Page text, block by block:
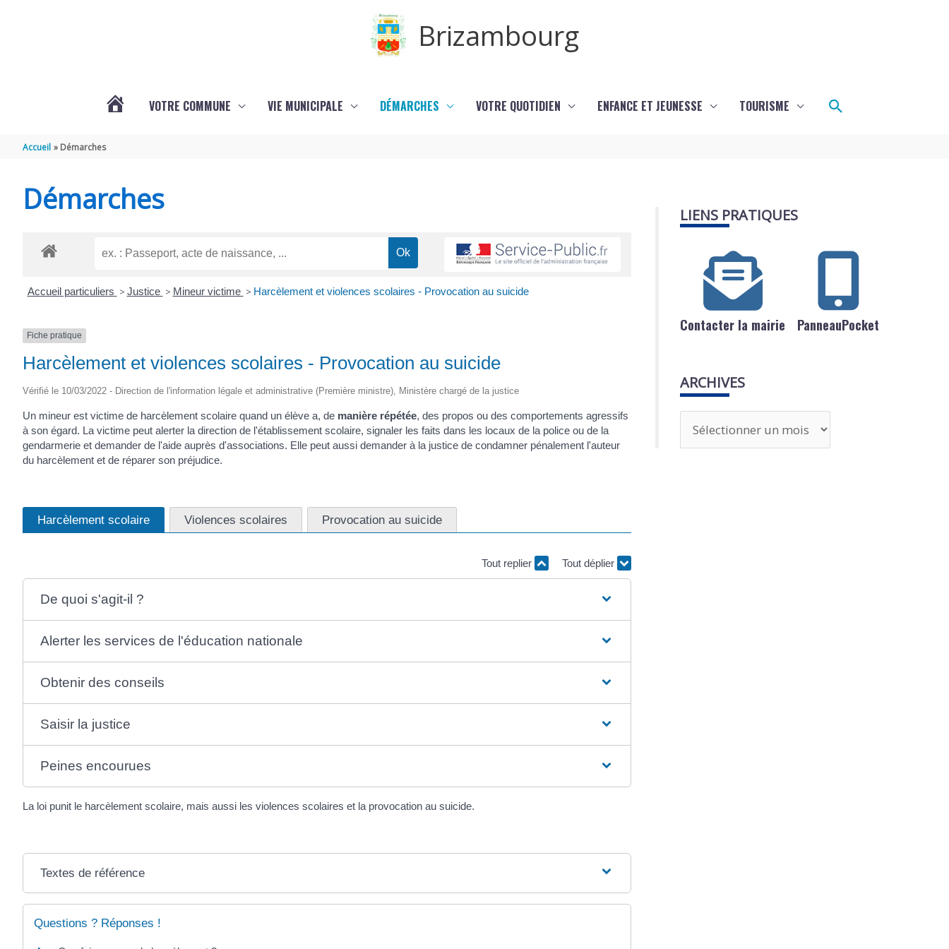
Brizambourg
VOTRE COMMUNE VIE MUNICIPALE DÉMARCHES VOTRE QUOTIDIEN ENFANCE ET JEUNESSE TOURISME Rechercher
Accueil Démarches
Démarches
Accueil particuliers > Justice > Mineur victime > Harcèlement et violences scolaires - Provocation au suicide
Fiche pratique
Harcèlement et violences scolaires - Provocation au suicide
Vérifié le 10/03/2022 - Direction de l'information légale et administrative (Première ministre), Ministère chargé de la justice
Un mineur est victime de harcèlement scolaire quand un élève a, de manière répétée, des propos ou des comportements agressifs
à son égard. La victime peut alerter la direction de l'établissement scolaire, signaler les faits dans les locaux de la police ou de la
gendarmerie et demander de l'aide auprès d'associations. Elle peut aussi demander à la justice de condamner pénalement l'auteur
du harcèlement et de réparer son préjudice.
Harcèlement scolaire Violences scolaires Provocation au suicide
Tout replier Tout déplier
De quoi s'agit-il ?
Alerter les services de l'éducation nationale
Obtenir des conseils
Saisir la justice
Peines encourues
La loi punit le harcèlement scolaire, mais aussi les violences scolaires et la provocation au suicide.
Textes de référence
Questions ? Réponses !
LIENS PRATIQUES
Contacter la mairie PanneauPocket
ARCHIVES
r